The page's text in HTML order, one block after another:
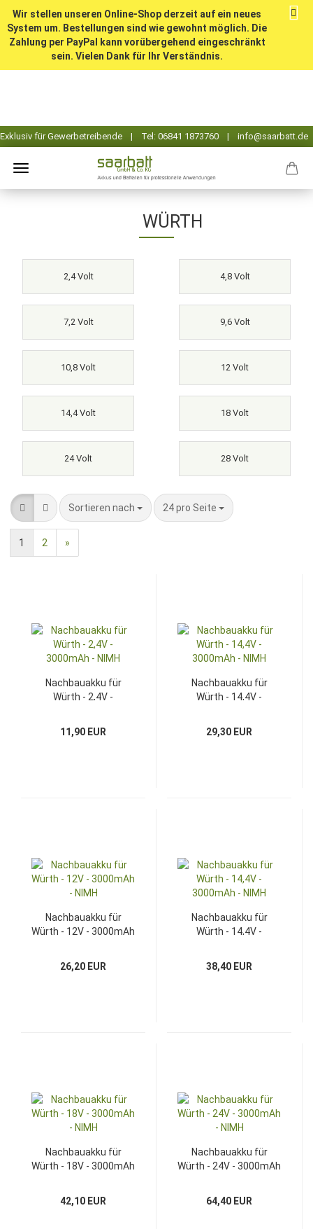
Wir stellen unseren Online-Shop derzeit auf ein neues
System um. Bestellungen sind wie gewohnt möglich. Die
Zahlung per PayPal kann vorübergehend eingeschränkt
sein. Vielen Dank für Ihr Verständnis.
WÜRTH
2,4 Volt 4,8 Volt
7,2 Volt 9,6 Volt
10,8 Volt 12 Volt
14,4 Volt 18 Volt
24 Volt 28 Volt
Sortieren nach
Sortieren nach 24 pro Seite
pro Seite
1 2 »
Nachbauakku für
Würth - 2,4V -
11,90 EUR
Nachbauakku für
Würth - 14,4V -
29,30 EUR
Nachbauakku für
Würth - 12V - 3000mAh
26,20 EUR
Nachbauakku für
Würth - 14,4V -
38,40 EUR
Nachbauakku für
Würth - 18V - 3000mAh
42,10 EUR
Nachbauakku für
Würth - 24V - 3000mAh
64,40 EUR